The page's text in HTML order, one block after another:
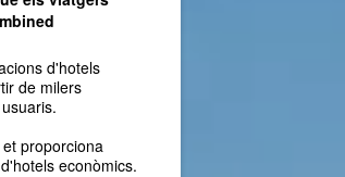
d'hotels
de milers
proporciona
econòmics.